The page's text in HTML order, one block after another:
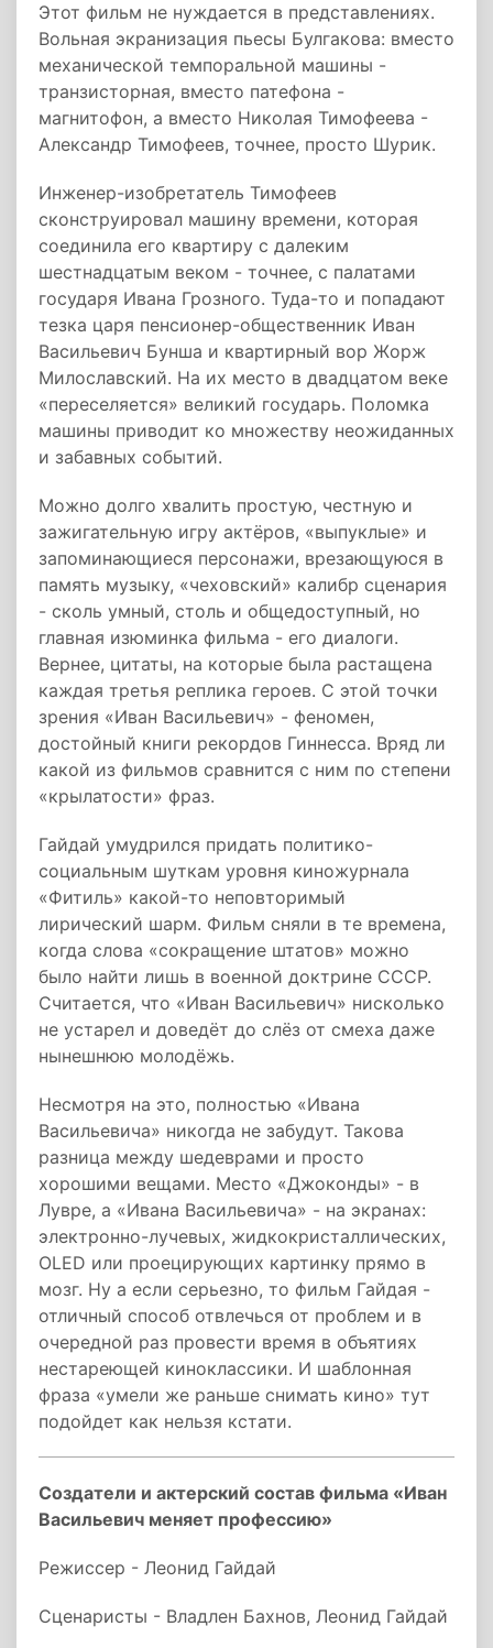
Этот фильм не нуждается в представлениях.
Вольная экранизация пьесы Булгакова: вместо
механической темпоральной машины -
транзисторная, вместо патефона -
магнитофон, а вместо Николая Тимофеева -
Александр Тимофеев, точнее, просто Шурик.
Инженер-изобретатель Тимофеев
сконструировал машину времени, которая
соединила его квартиру с далеким
шестнадцатым веком - точнее, с палатами
государя Ивана Грозного. Туда-то и попадают
тезка царя пенсионер-общественник Иван
Васильевич Бунша и квартирный вор Жорж
Милославский. На их место в двадцатом веке
«переселяется» великий государь. Поломка
машины приводит ко множеству неожиданных
и забавных событий.
Можно долго хвалить простую, честную и
зажигательную игру актёров, «выпуклые» и
запоминающиеся персонажи, врезающуюся в
память музыку, «чеховский» калибр сценария
- сколь умный, столь и общедоступный, но
главная изюминка фильма - его диалоги.
Вернее, цитаты, на которые была растащена
каждая третья реплика героев. С этой точки
зрения «Иван Васильевич» - феномен,
достойный книги рекордов Гиннесса. Вряд ли
какой из фильмов сравнится с ним по степени
«крылатости» фраз.
Гайдай умудрился придать политико-
социальным шуткам уровня киножурнала
«Фитиль» какой-то неповторимый
лирический шарм. Фильм сняли в те времена,
когда слова «сокращение штатов» можно
было найти лишь в военной доктрине СССР.
Считается, что «Иван Васильевич» нисколько
не устарел и доведёт до слёз от смеха даже
нынешнюю молодёжь.
Несмотря на это, полностью «Ивана
Васильевича» никогда не забудут. Такова
разница между шедеврами и просто
хорошими вещами. Место «Джоконды» - в
Лувре, а «Ивана Васильевича» - на экранах:
электронно-лучевых, жидкокристаллических,
OLED или проецирующих картинку прямо в
мозг. Ну а если серьезно, то фильм Гайдая -
отличный способ отвлечься от проблем и в
очередной раз провести время в объятиях
нестареющей киноклассики. И шаблонная
фраза «умели же раньше снимать кино» тут
подойдет как нельзя кстати.
Создатели и актерский состав фильма «Иван
Васильевич меняет профессию»
Режиссер - Леонид Гайдай
Сценаристы - Владлен Бахнов, Леонид Гайдай